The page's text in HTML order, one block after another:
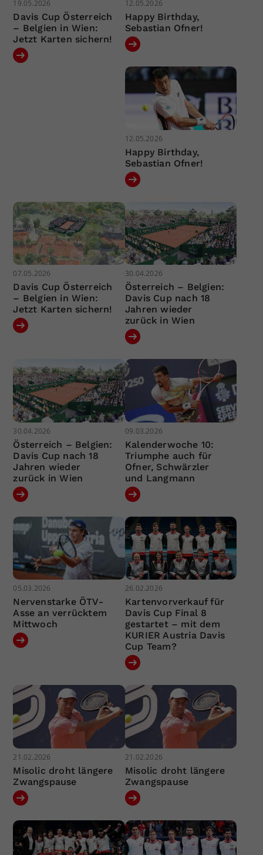
19.05.2026
Davis Cup Österreich
– Belgien in Wien:
Jetzt Karten sichern!
12.05.2026
Happy Birthday,
Sebastian Ofner!
12.05.2026
Happy Birthday,
Sebastian Ofner!
07.05.2026
Davis Cup Österreich
– Belgien in Wien:
Jetzt Karten sichern!
30.04.2026
Österreich – Belgien:
Davis Cup nach 18
Jahren wieder
zurück in Wien
30.04.2026
Österreich – Belgien:
Davis Cup nach 18
Jahren wieder
zurück in Wien
09.03.2026
Kalenderwoche 10:
Triumphe auch für
Ofner, Schwärzler
und Langmann
05.03.2026
Nervenstarke ÖTV-
Asse an verrücktem
Mittwoch
26.02.2026
Kartenvorverkauf für
Davis Cup Final 8
gestartet – mit dem
KURIER Austria Davis
Cup Team?
21.02.2026
Misolic droht längere
Zwangspause
21.02.2026
Misolic droht längere
Zwangspause